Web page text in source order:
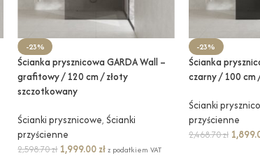
-23%
Ścianka prysznicowa GARDA Wall –
grafitowy / 120 cm / złoty
szczotkowany
Ścianki prysznicowe, Ścianki
przyścienne
2,598.70zł 1,999.00 zł z podatkiem VAT
-23%
Ścianka
czarny / 100 cm
Ścianki
przyścienne
2,468.70zł